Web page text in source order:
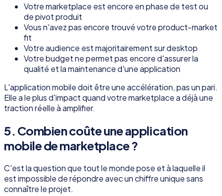
Votre marketplace est encore en phase de test ou
de pivot produit
Vous n'avez pas encore trouvé votre product-market
fit
Votre audience est majoritairement sur desktop
Votre budget ne permet pas encore d'assurer la
qualité et la maintenance d'une application
L'application mobile doit être une accélération, pas un pari.
Elle a le plus d'impact quand votre marketplace a déjà une
traction réelle à amplifier.
5. Combien coûte une application
mobile de marketplace ?
C'est la question que tout le monde pose et à laquelle il
est impossible de répondre avec un chiffre unique sans
connaître le projet.